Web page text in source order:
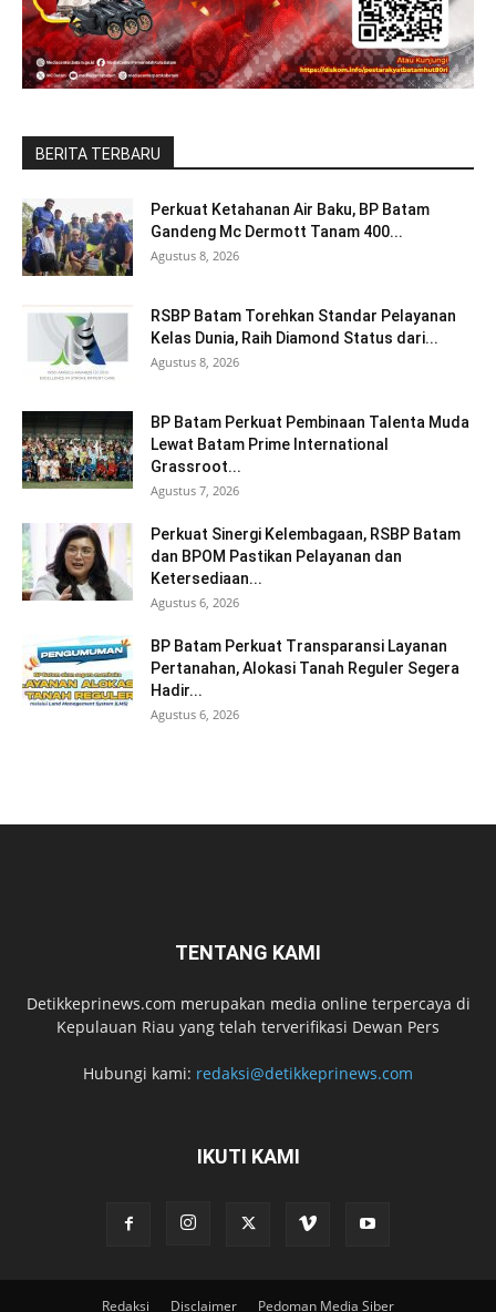
BERITA TERBARU
Perkuat Ketahanan Air Baku, BP Batam
Gandeng Mc Dermott Tanam 400...
Agustus 8, 2026
RSBP Batam Torehkan Standar Pelayanan
Kelas Dunia, Raih Diamond Status dari...
Agustus 8, 2026
BP Batam Perkuat Pembinaan Talenta Muda
Lewat Batam Prime International
Grassroot...
Agustus 7, 2026
Perkuat Sinergi Kelembagaan, RSBP Batam
dan BPOM Pastikan Pelayanan dan
Ketersediaan...
Agustus 6, 2026
BP Batam Perkuat Transparansi Layanan
Pertanahan, Alokasi Tanah Reguler Segera
Hadir...
Agustus 6, 2026
TENTANG KAMI
Detikkeprinews.com merupakan media online terpercaya di
Kepulauan Riau yang telah terverifikasi Dewan Pers
Hubungi kami: redaksi@detikkeprinews.com
IKUTI KAMI
Redaksi Disclaimer Pedoman Media Siber